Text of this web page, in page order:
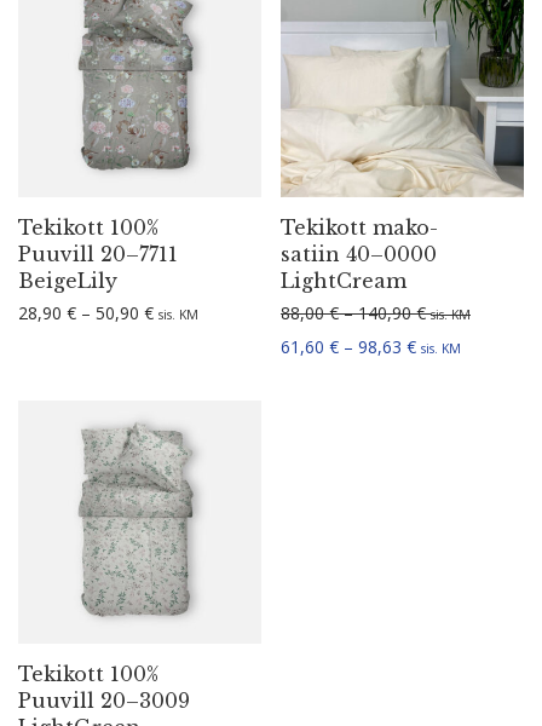
Tekikott 100%
Puuvill 20–7711
BeigeLily
28,90 € – 50,90 €Hinnavahemik: 28,90 € kuni 50,90 €
sis. KM
Tekikott mako-
satiin 40–0000
LightCream
88,00€ – 140,90€ sis. KM
61,60 € – 98,63 €Hinnavahemik:
sis. KM
Tekikott 100%
Puuvill 20–3009